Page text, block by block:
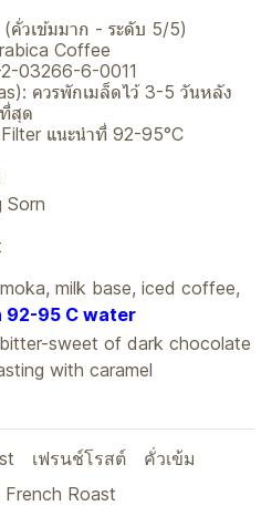
คั่วเข้มมาก - ระดับ 5/5)
Coffee
03266-6-0011
ควรพักเมล็ดไว้ 3-5 วันหลัง
สุด
แนะนำที่ 92-95°C
Sorn
milk base, iced coffee,
95 C water
sweet of dark chocolate
with caramel
เฟรนช์โรสต์
คั่วเข้ม
Roast